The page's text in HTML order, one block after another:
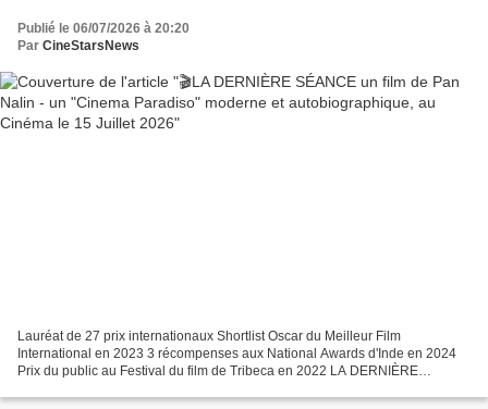
Publié le 06/07/2026 à 20:20
Par CineStarsNews
Lauréat de 27 prix internationaux Shortlist Oscar du Meilleur Film
International en 2023 3 récompenses aux National Awards d'Inde en 2024
Prix du public au Festival du film de Tribeca en 2022 LA DERNIÈRE